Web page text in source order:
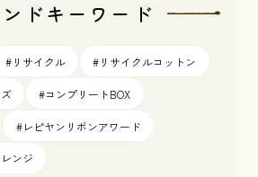
ンドキーワード
#リサイクル #リサイクルコットン
#コンプリートBOX
#レピヤンリボンアワード
ンジ